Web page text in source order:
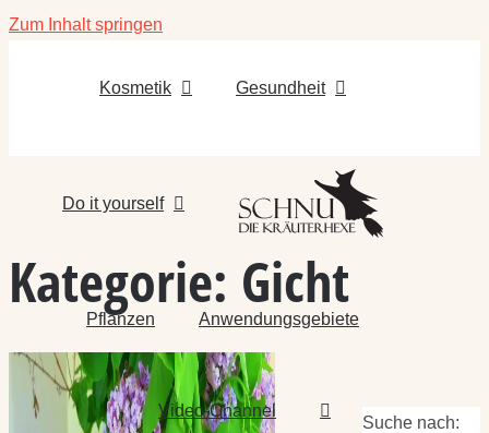
Zum Inhalt springen
Kosmetik Gesundheit
Do it yourself
Pflanzen Anwendungsgebiete
Video-Channel
Kategorie: Gicht
Suche nach: